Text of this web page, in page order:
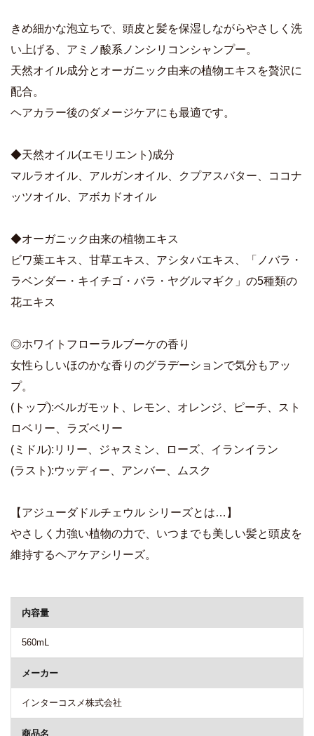
きめ細かな泡立ちで、頭皮と髪を保湿しながらやさしく洗
い上げる、アミノ酸系ノンシリコンシャンプー。
天然オイル成分とオーガニック由来の植物エキスを贅沢に
配合。
ヘアカラー後のダメージケアにも最適です。
◆天然オイル(エモリエント)成分
マルラオイル、アルガンオイル、クプアスバター、ココナ
ッツオイル、アボカドオイル
◆オーガニック由来の植物エキス
ビワ葉エキス、甘草エキス、アシタバエキス、「ノバラ・
ラベンダー・キイチゴ・バラ・ヤグルマギク」の5種類の
花エキス
◎ホワイトフローラルブーケの香り
女性らしいほのかな香りのグラデーションで気分もアッ
プ。
(トップ):ベルガモット、レモン、オレンジ、ピーチ、スト
ロベリー、ラズベリー
(ミドル):リリー、ジャスミン、ローズ、イランイラン
(ラスト):ウッディー、アンバー、ムスク
【アジューダドルチェウル シリーズとは…】
やさしく力強い植物の力で、いつまでも美しい髪と頭皮を
維持するヘアケアシリーズ。
内容量
560mL
メーカー
インターコスメ株式会社
商品名